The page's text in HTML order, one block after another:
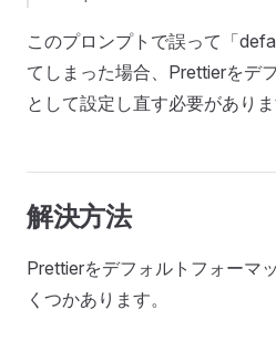
このプロンプトで誤って「
てしまった場合、Prettierをデ
として設定し直す必要がありま
解決方法
Prettierをデフォルトフォーマ
くつかあります。